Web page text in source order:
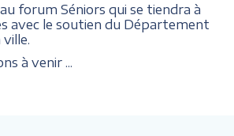
forum Séniors qui se tiendra à
avec le soutien du Département
à venir ...